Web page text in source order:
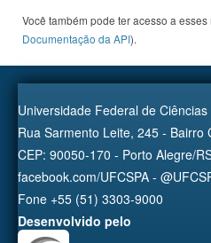
Você também pode ter acesso a
Documentação da API).
Universidade Federal de
Rua Sarmento Leite, 245 - Bairro
CEP: 90050-170 - Porto Alegre/
facebook.com/UFCSPA -
Fone +55 (51) 3303-9000
Desenvolvido pelo